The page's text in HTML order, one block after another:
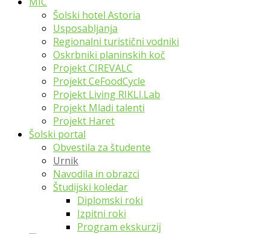
Šolski hotel Astoria
Usposabljanja
Regionalni turistični vodniki
Oskrbniki planinskih koč
Projekt CIREVALC
Projekt CeFoodCycle
Projekt Living RIKLI.Lab
Projekt Mladi talenti
Projekt Haret
Šolski portal
Obvestila za študente
Urnik
Navodila in obrazci
Študijski koledar
Diplomski roki
Izpitni roki
Program ekskurzij